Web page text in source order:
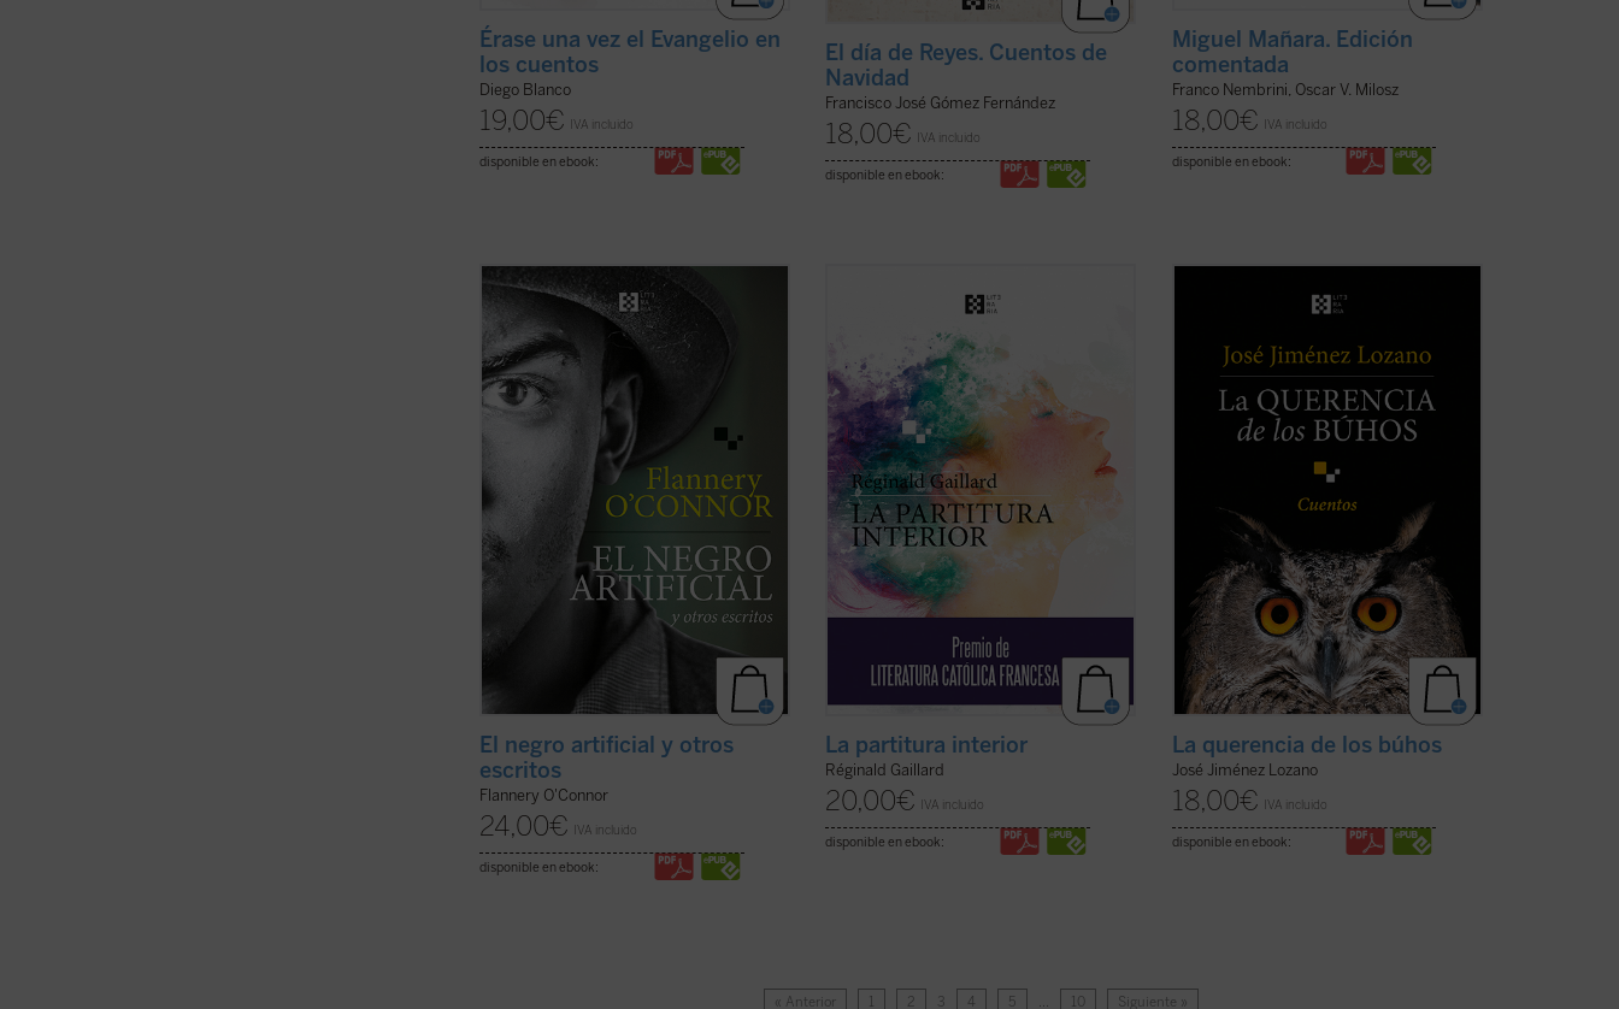
Érase una vez el Evangelio en
los cuentos
Diego Blanco
19,00€ IVA incluido
disponible en ebook:
El día de Reyes. Cuentos de
Navidad
Francisco José Gómez Fernández
18,00€ IVA incluido
disponible en ebook:
Miguel Mañara. Edición
comentada
Franco Nembrini, Oscar V. Milosz
18,00€ IVA incluido
disponible en ebook:
La presente antología recoge ocho
cuentos representativos y algunos
ensayos breves escritos en «Andalusia»,
la finca familiar en la que O'Connor vivió
sus últimos años. Son historias que
escuecen y sacuden las entrañas de
quien las lee, en ...
El negro artificial y otros
escritos
Flannery O'Connor
24,00€ IVA incluido
disponible en ebook:
En esta primera novela del poeta francés,
del pueblo», y Jan, un músico holandés
quien huye de un amor perdido, tienen en
común una búsqueda espiritual de
trascendiencia y belleza, una relación ...
(ver ficha)
La partitura interior
Réginald Gaillard
20,00€ IVA incluido
disponible en ebook:
Este libro recoge veintiocho historias,
universo del autor, cuyos recuerdos y
vivencias son transformados en relatos
que nos sitúan ante aquellos instantes de
la vida que la hacen más verdadera. ...
(ver ficha)
La querencia de los búhos
José Jiménez Lozano
18,00€ IVA incluido
disponible en ebook:
« Anterior 1 2 3 4 5 … 10 Siguiente »